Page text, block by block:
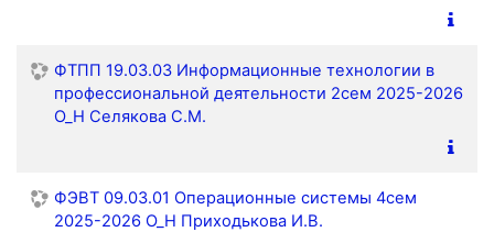
ФТПП 19.03.03 Информационные технологии в
профессиональной деятельности 2сем 2025-2026
О_Н Селякова С.М.
ФЭВТ 09.03.01 Операционные системы 4сем
2025-2026 О_Н Приходькова И.В.